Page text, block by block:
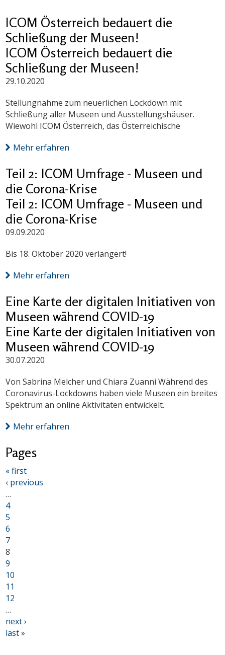
ICOM Österreich bedauert die
Schließung der Museen!
ICOM Österreich bedauert die
Schließung der Museen!
29.10.2020
Stellungnahme zum neuerlichen Lockdown mit
Schließung aller Museen und Ausstellungshäuser.
Wiewohl ICOM Österreich, das Österreichische
Mehr erfahren
Teil 2: ICOM Umfrage - Museen und
die Corona-Krise
Teil 2: ICOM Umfrage - Museen und
die Corona-Krise
09.09.2020
Bis 18. Oktober 2020 verlängert!
Mehr erfahren
Eine Karte der digitalen Initiativen von
Museen während COVID-19
Eine Karte der digitalen Initiativen von
Museen während COVID-19
30.07.2020
Von Sabrina Melcher und Chiara Zuanni Während des
Coronavirus-Lockdowns haben viele Museen ein breites
Spektrum an online Aktivitäten entwickelt.
Mehr erfahren
Pages
« first
‹ previous
…
4
5
6
7
8
9
10
11
12
…
next ›
last »